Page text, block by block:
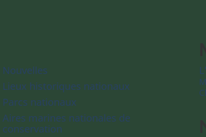
Nouvelles
Lieux historiques nationaux
Parcs nationaux
Aires marines nationales de
conservation